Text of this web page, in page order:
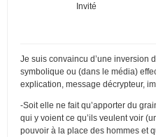
Invité
Je suis convaincu d’une inversion
symbolique ou (dans le média)
explication, message décrypteur,
-Soit elle ne fait qu’apporter du
qui y voient ce qu’ils veulent voir
pouvoir à la place des hommes et